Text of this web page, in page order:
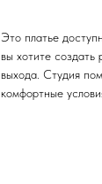
Это платье
вы хотите создать
выхода. Студия
комфортные